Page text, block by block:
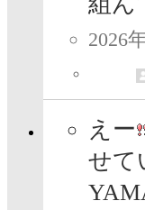
2026
えー
せて